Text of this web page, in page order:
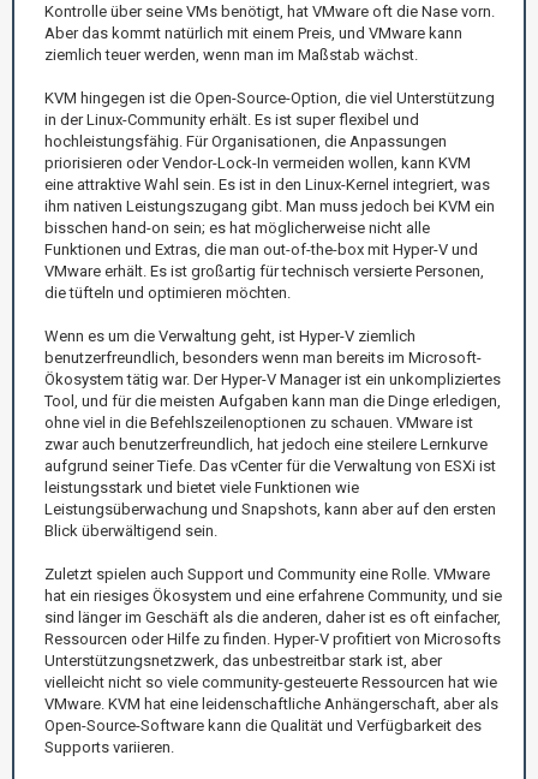
Kontrolle über seine VMs benötigt, hat VMware oft die Nase vorn.
Aber das kommt natürlich mit einem Preis, und VMware kann
ziemlich teuer werden, wenn man im Maßstab wächst.
KVM hingegen ist die Open-Source-Option, die viel Unterstützung
in der Linux-Community erhält. Es ist super flexibel und
hochleistungsfähig. Für Organisationen, die Anpassungen
priorisieren oder Vendor-Lock-In vermeiden wollen, kann KVM
eine attraktive Wahl sein. Es ist in den Linux-Kernel integriert, was
ihm nativen Leistungszugang gibt. Man muss jedoch bei KVM ein
bisschen hand-on sein; es hat möglicherweise nicht alle
Funktionen und Extras, die man out-of-the-box mit Hyper-V und
VMware erhält. Es ist großartig für technisch versierte Personen,
die tüfteln und optimieren möchten.
Wenn es um die Verwaltung geht, ist Hyper-V ziemlich
benutzerfreundlich, besonders wenn man bereits im Microsoft-
Ökosystem tätig war. Der Hyper-V Manager ist ein unkompliziertes
Tool, und für die meisten Aufgaben kann man die Dinge erledigen,
ohne viel in die Befehlszeilenoptionen zu schauen. VMware ist
zwar auch benutzerfreundlich, hat jedoch eine steilere Lernkurve
aufgrund seiner Tiefe. Das vCenter für die Verwaltung von ESXi ist
leistungsstark und bietet viele Funktionen wie
Leistungsüberwachung und Snapshots, kann aber auf den ersten
Blick überwältigend sein.
Zuletzt spielen auch Support und Community eine Rolle. VMware
hat ein riesiges Ökosystem und eine erfahrene Community, und sie
sind länger im Geschäft als die anderen, daher ist es oft einfacher,
Ressourcen oder Hilfe zu finden. Hyper-V profitiert von Microsofts
Unterstützungsnetzwerk, das unbestreitbar stark ist, aber
vielleicht nicht so viele community-gesteuerte Ressourcen hat wie
VMware. KVM hat eine leidenschaftliche Anhängerschaft, aber als
Open-Source-Software kann die Qualität und Verfügbarkeit des
Supports variieren.